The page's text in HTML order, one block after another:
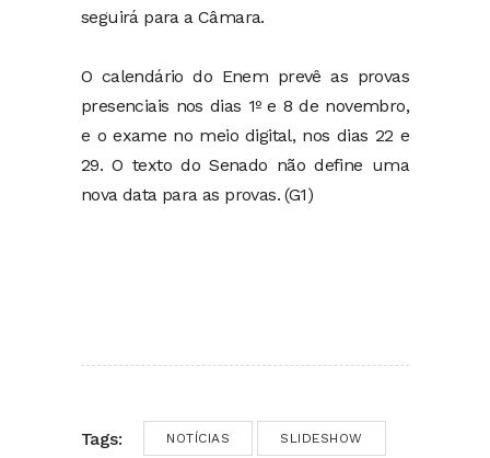
seguirá para a Câmara.
O calendário do Enem prevê as provas
presenciais nos dias 1º e 8 de novembro,
e o exame no meio digital, nos dias 22 e
29. O texto do Senado não define uma
nova data para as provas. (G1)
Tags: NOTÍCIAS SLIDESHOW